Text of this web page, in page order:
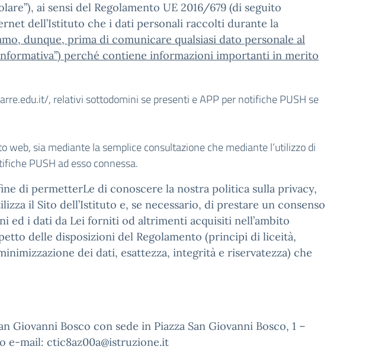
ai sensi del Regolamento UE 2016/679 (di seguito
dell’Istituto che i dati personali raccolti durante la
dunque, prima di comunicare qualsiasi dato personale al
perché contiene informazioni importanti in merito
, relativi sottodomini se presenti e APP per notifiche PUSH se
web, sia mediante la semplice consultazione che mediante l’utilizzo di
PUSH ad esso connessa.
di permetterLe di conoscere la nostra politica sulla privacy,
il Sito dell’Istituto e, se necessario, di prestare un consenso
ed i dati da Lei forniti od altrimenti acquisiti nell’ambito
delle disposizioni del Regolamento (principi di liceità,
dei dati, esattezza, integrità e riservatezza) che
Bosco con sede in Piazza San Giovanni Bosco, 1 –
e-mail: ctic8az00a@istruzione.it